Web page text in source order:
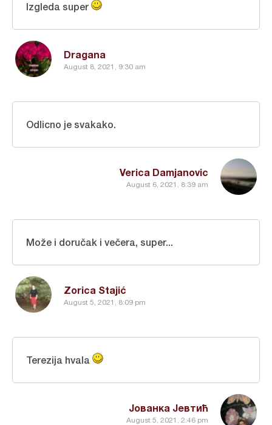
Dragana
August 8, 2021, 9:30 am
Izgleda super
Verica Damjanovic
August 6, 2021, 8:39 am
Odlicno je svakako.
Zorica Stajić
August 5, 2021, 8:09 pm
Može i doručak i večera, super...
Јованка Јевтић
August 5, 2021, 2:46 pm
Terezija hvala